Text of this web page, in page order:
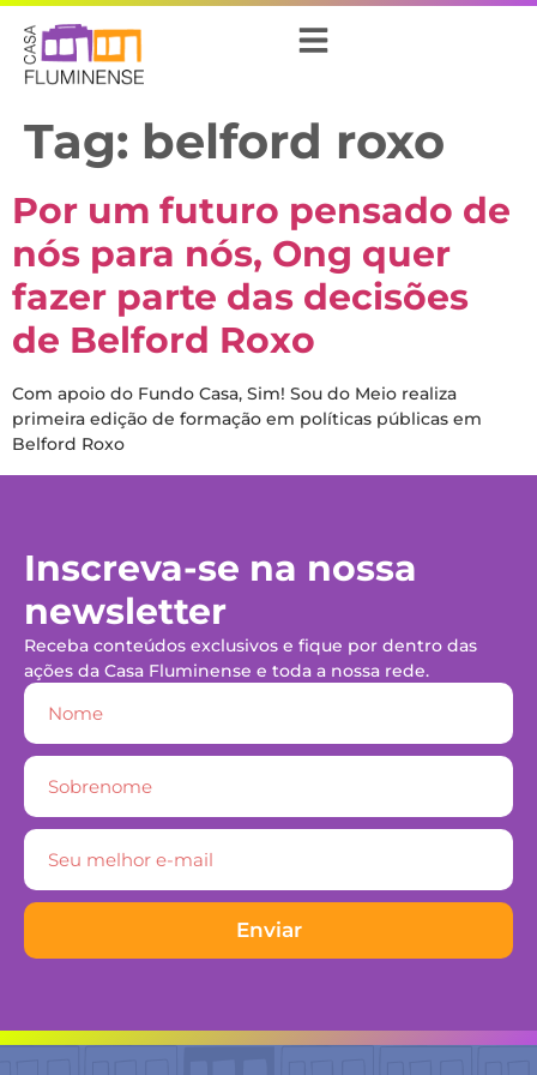
Tag: belford roxo
Por um futuro pensado de
nós para nós, Ong quer
fazer parte das decisões
de Belford Roxo
Com apoio do Fundo Casa, Sim! Sou do Meio realiza
primeira edição de formação em políticas públicas em
Belford Roxo
Inscreva-se na nossa
newsletter
Receba conteúdos exclusivos e fique por dentro das
ações da Casa Fluminense e toda a nossa rede.
Enviar